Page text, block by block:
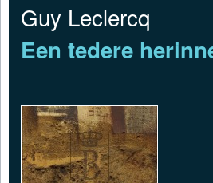
Guy Leclercq
Een tedere